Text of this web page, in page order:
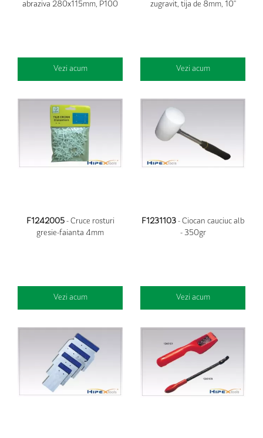
abraziva 280x115mm, P100
Vezi acum
zugravit, tija de 8mm, 10''
Vezi acum
F1242005- Cruce rosturi
gresie-faianta 4mm
Vezi acum
F1231103 - Ciocan cauciuc alb
- 350gr
Vezi acum